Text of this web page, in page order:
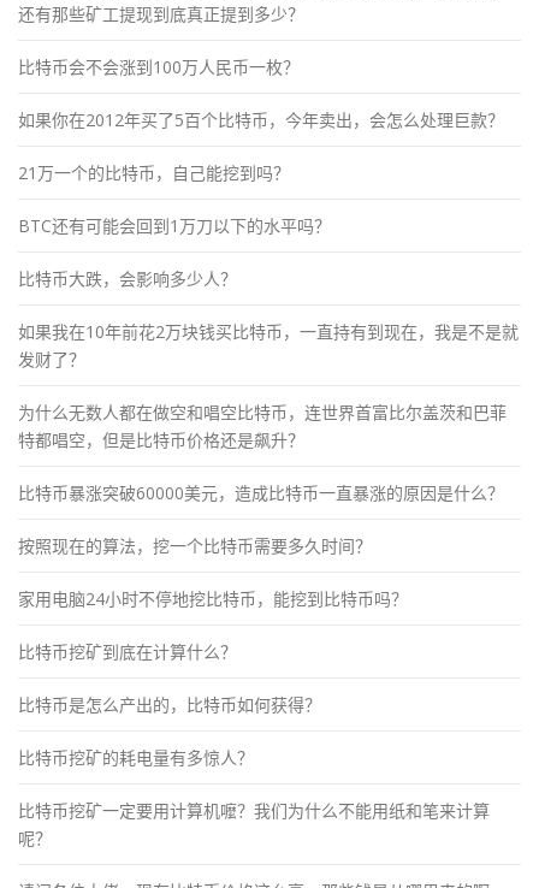
还有那些矿工提现到底真正提到多少？
比特币会不会涨到100万人民币一枚？
如果你在2012年买了5百个比特币，今年卖出，会怎么处理巨款？
21万一个的比特币，自己能挖到吗？
BTC还有可能会回到1万刀以下的水平吗？
比特币大跌，会影响多少人？
如果我在10年前花2万块钱买比特币，一直持有到现在，我是不是就
发财了？
为什么无数人都在做空和唱空比特币，连世界首富比尔盖茨和巴菲
特都唱空，但是比特币价格还是飙升？
比特币暴涨突破60000美元，造成比特币一直暴涨的原因是什么？
按照现在的算法，挖一个比特币需要多久时间？
家用电脑24小时不停地挖比特币，能挖到比特币吗？
比特币挖矿到底在计算什么？
比特币是怎么产出的，比特币如何获得？
比特币挖矿的耗电量有多惊人？
比特币挖矿一定要用计算机嚒？我们为什么不能用纸和笔来计算
呢？